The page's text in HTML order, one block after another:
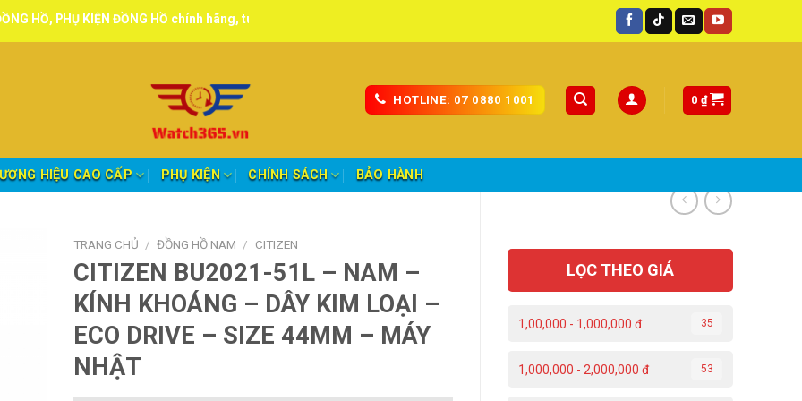
KIỆN ĐỒNG HỒ chính hãng, tuyển đại lý, CTV giao hàng toàn quốc.
HOTLINE: 07 0880 1001 0 ₫
HIỆU CAO CẤP PHỤ KIỆN CHÍNH SÁCH BẢO HÀNH
LỌC THEO GIÁ
1,00,000 - 1,000,000 đ 35
1,000,000 - 2,000,000 đ 53
TRANG CHỦ / ĐỒNG HỒ NAM / CITIZEN
CITIZEN BU2021-51L – NAM –
KÍNH KHOÁNG – DÂY KIM LOẠI –
ECO DRIVE – SIZE 44MM – MÁY
NHẬT